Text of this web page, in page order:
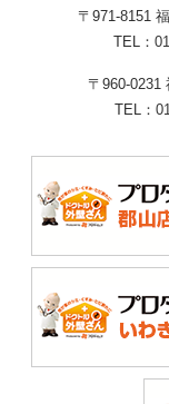
〒971-8151
TEL：
〒960-0231
TEL：